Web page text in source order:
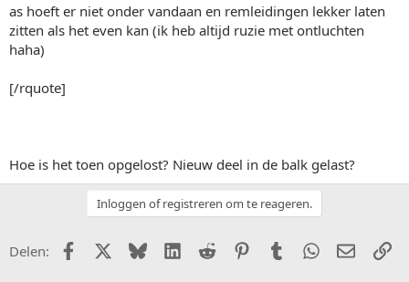
as hoeft er niet onder vandaan en remleidingen lekker laten
zitten als het even kan (ik heb altijd ruzie met ontluchten
haha)
[/rquote]
Hoe is het toen opgelost? Nieuw deel in de balk gelast?
Inloggen of registreren om te reageren.
Delen: FacebookX (Twitter)
BlueskyLinkedIn
Reddit PinterestTumblr WhatsApp
E-mail